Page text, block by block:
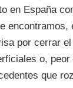
en España
encontramos,
por cerrar
o, peor
que